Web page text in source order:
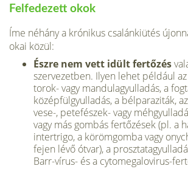
Felfedezett okok
Íme néhány a krónikus csalánkiütés
okai közül:
Észre nem vett idült fertőzés
szervezetben. Ilyen lehet például
torok- vagy mandu­lagyulladás, a
középfülgyulladás, a bélparazi­ták,
vese-, petefészek- vagy
vagy más gombás fertőzések (pl. a
intertrigo, a körömgomba vagy
fejen lévő ótvar), a
Barr-vírus- és a cytomegalovirus-